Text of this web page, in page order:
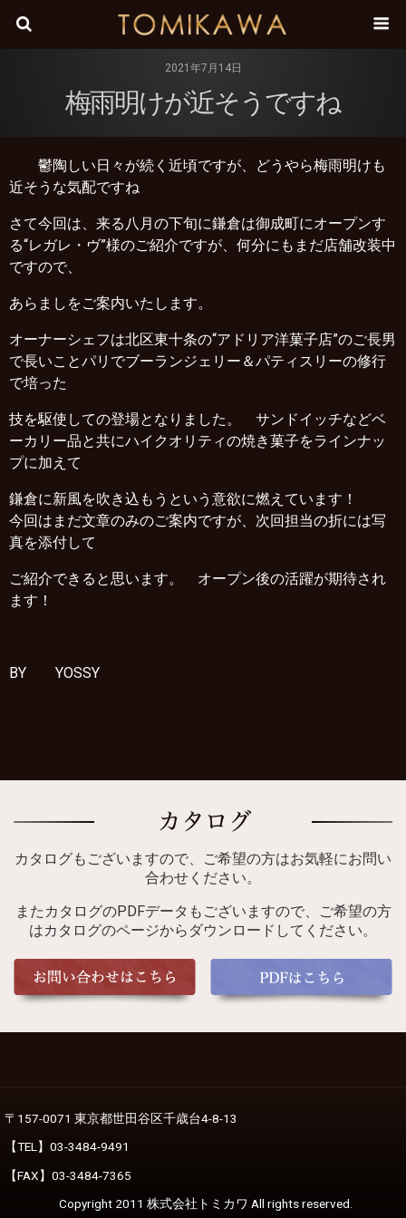
株式会
2021年7月14日
梅雨明けが近そうですね
鬱陶しい日々が続く近頃ですが、どうやら梅雨明けも
近そうな気配ですね
さて今回は、来る八月の下旬に鎌倉は御成町にオープンす
る“レガレ・ヴ”様のご紹介ですが、何分にもまだ店舗改装中
ですので、
あらましをご案内いたします。
オーナーシェフは北区東十条の“アドリア洋菓子店”のご長男
で長いことパリでブーランジェリー＆パティスリーの修行
で培った
技を駆使しての登場となりました。 サンドイッチなどベ
ーカリー品と共にハイクオリティの焼き菓子をラインナッ
プに加えて
鎌倉に新風を吹き込もうという意欲に燃えています！
今回はまだ文章のみのご案内ですが、次回担当の折には写
真を添付して
ご紹介できると思います。 オープン後の活躍が期待され
ます！
BY YOSSY
カタログもございますので、ご希望の方はお気軽にお問い
合わせください。
またカタログのPDFデータもございますので、ご希望の方
はカタログのページからダウンロードしてください。
〒157-0071 東京都世田谷区千歳台4-8-13
【TEL】03-3484-9491
【FAX】03-3484-7365
Copyright 2011 株式会社トミカワ All rights reserved.